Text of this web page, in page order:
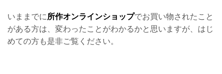
いままでに所作オンラインショップでお買い物されたこと
がある方は、変わったことがわかるかと思いますが、はじ
めての方も是非ご覧ください。